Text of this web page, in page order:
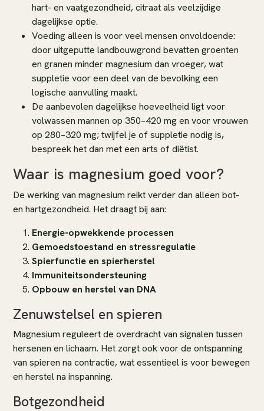
hart- en vaatgezondheid, citraat als veelzijdige
dagelijkse optie.
Voeding alleen is voor veel mensen onvoldoende:
door uitgeputte landbouwgrond bevatten groenten
en granen minder magnesium dan vroeger, wat
suppletie voor een deel van de bevolking een
logische aanvulling maakt.
De aanbevolen dagelijkse hoeveelheid ligt voor
volwassen mannen op 350–420 mg en voor vrouwen
op 280–320 mg; twijfel je of suppletie nodig is,
bespreek het dan met een arts of diëtist.
Waar is magnesium goed voor?
De werking van magnesium reikt verder dan alleen bot-
en hartgezondheid. Het draagt bij aan:
Energie-opwekkende processen
Gemoedstoestand en stressregulatie
Spierfunctie en spierherstel
Immuniteitsondersteuning
Opbouw en herstel van DNA
Zenuwstelsel en spieren
Magnesium reguleert de overdracht van signalen tussen
hersenen en lichaam. Het zorgt ook voor de ontspanning
van spieren na contractie, wat essentieel is voor bewegen
en herstel na inspanning.
Botgezondheid